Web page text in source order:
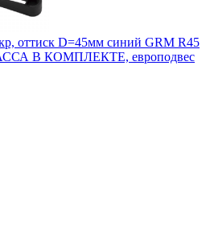
оттиск D=45мм синий GRM R45
В КОМПЛЕКТЕ, европодвес